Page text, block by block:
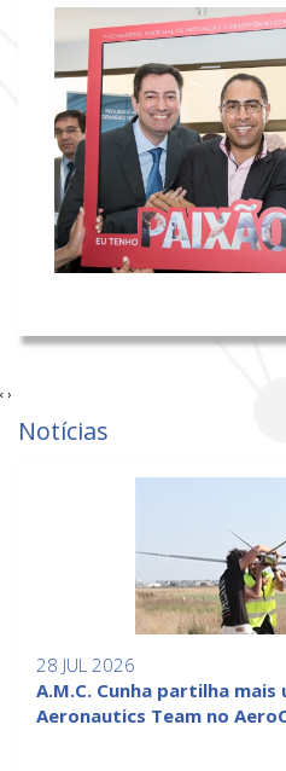
‹ ›
Notícias
28 JUL 2026
A.M.C. Cunha partilha mais
Aeronautics Team no